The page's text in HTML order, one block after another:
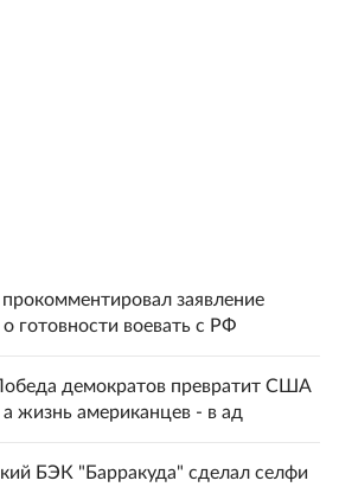
заявление
о готовности воевать с РФ
демократов превратит США
а жизнь американцев - в ад
БЭК "Барракуда" сделал селфи